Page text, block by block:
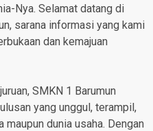
Nya. Selamat datang di
sarana informasi yang kami
dan kemajuan
SMKN 1 Barumun
yang unggul, terampil,
dunia usaha. Dengan